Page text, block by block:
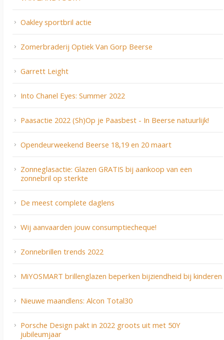
Oakley sportbril actie
Zomerbraderij Optiek Van Gorp Beerse
Garrett Leight
Into Chanel Eyes: Summer 2022
Paasactie 2022 (Sh)Op je Paasbest - In Beerse natuurlijk!
Opendeurweekend Beerse 18,19 en 20 maart
Zonneglasactie: Glazen GRATIS bij aankoop van een
zonnebril op sterkte
De meest complete daglens
Wij aanvaarden jouw consumptiecheque!
Zonnebrillen trends 2022
MiYOSMART brillenglazen beperken bijziendheid bij kinderen
Nieuwe maandlens: Alcon Total30
Porsche Design pakt in 2022 groots uit met 50Y
jubileumjaar